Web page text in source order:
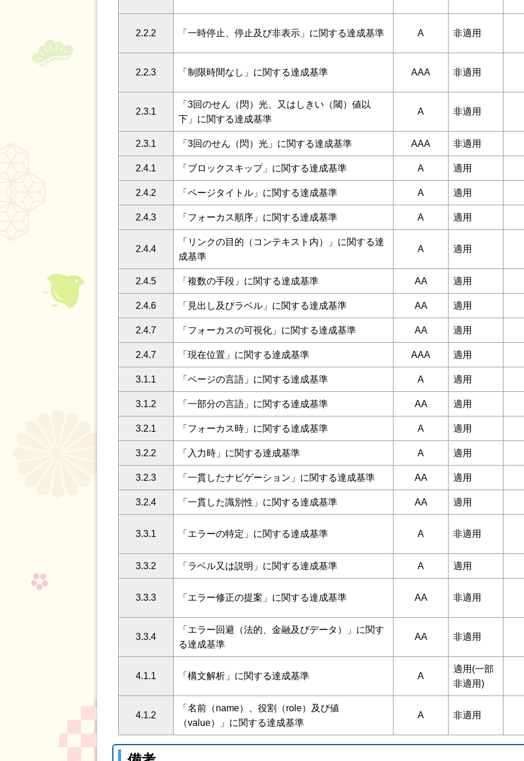
2.2.2 「一時停止、停止及び非表示」に関する達成基準 A 非適用
2.2.3 「制限時間なし」に関する達成基準 AAA 非適用
2.3.1
「3回のせん（閃）光、又はしきい（閾）値以
下」に関する達成基準
A 非適用
2.3.1 「3回のせん（閃）光」に関する達成基準 AAA 非適用
2.4.1 「ブロックスキップ」に関する達成基準 A 適用
2.4.2 「ページタイトル」に関する達成基準 A 適用
2.4.3 「フォーカス順序」に関する達成基準 A 適用
2.4.4
「リンクの目的（コンテキスト内）」に関する達
成基準
A 適用
2.4.5 「複数の手段」に関する達成基準 AA 適用
2.4.6 「見出し及びラベル」に関する達成基準 AA 適用
2.4.7 「フォーカスの可視化」に関する達成基準 AA 適用
2.4.7 「現在位置」に関する達成基準 AAA 適用
3.1.1 「ページの言語」に関する達成基準 A 適用
3.1.2 「一部分の言語」に関する達成基準 AA 適用
3.2.1 「フォーカス時」に関する達成基準 A 適用
3.2.2 「入力時」に関する達成基準 A 適用
3.2.3 「一貫したナビゲーション」に関する達成基準 AA 適用
3.2.4 「一貫した識別性」に関する達成基準 AA 適用
3.3.1 「エラーの特定」に関する達成基準 A 非適用
3.3.2 「ラベル又は説明」に関する達成基準 A 適用
3.3.3 「エラー修正の提案」に関する達成基準 AA 非適用
3.3.4
「エラー回避（法的、金融及びデータ）」に関す
る達成基準
AA 非適用
4.1.1 「構文解析」に関する達成基準 A
適用(一部
非適用)
4.1.2
「名前（name）、役割（role）及び値
（value）」に関する達成基準
A 非適用